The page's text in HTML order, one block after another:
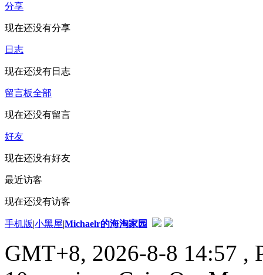
分享
现在还没有分享
日志
现在还没有日志
留言板全部
现在还没有留言
好友
现在还没有好友
最近访客
现在还没有访客
手机版|小黑屋|Michaelr的海淘家园
GMT+8, 2026-8-8 14:57 ,